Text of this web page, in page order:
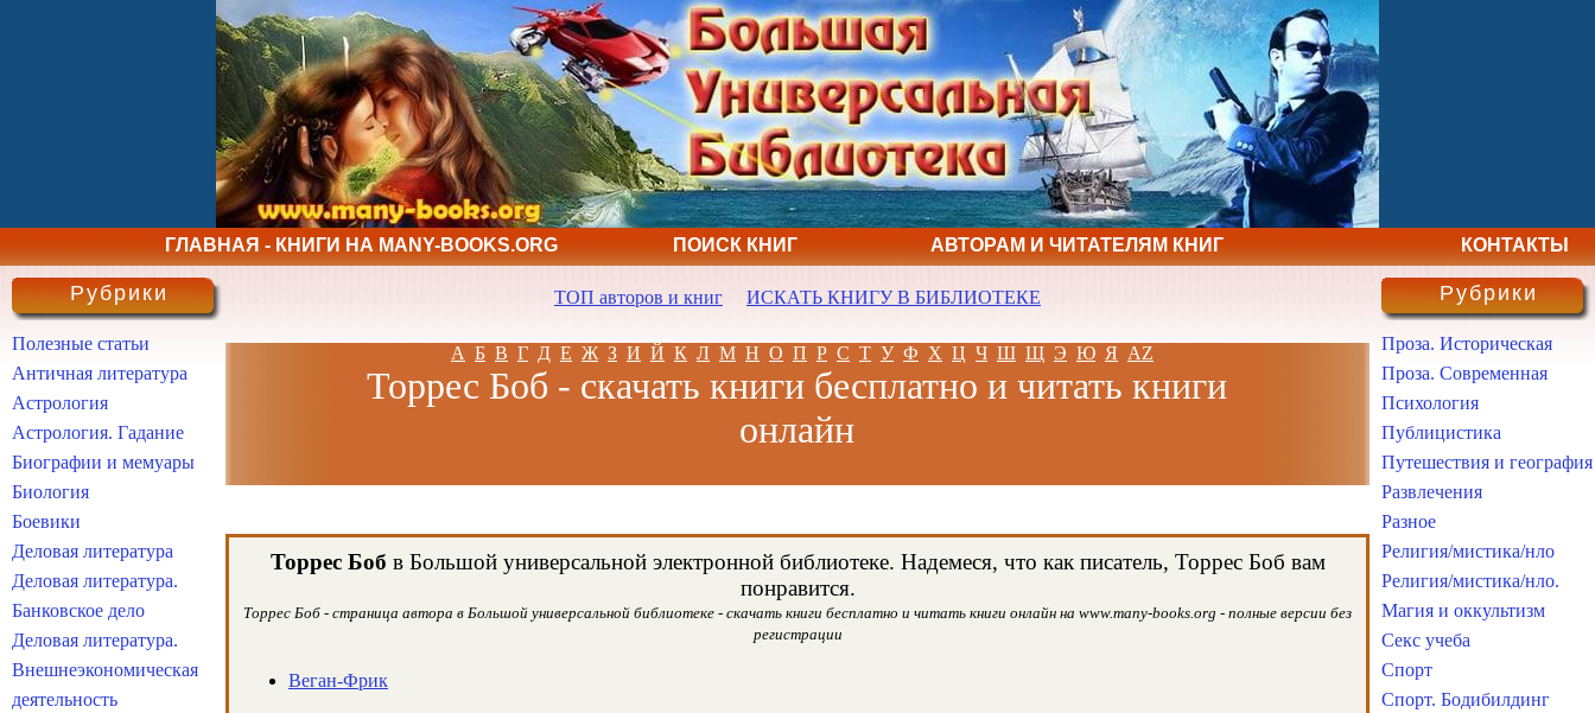
ГЛАВНАЯ - КНИГИ НА MANY-BOOKS.ORG ПОИСК КНИГ АВТОРАМ И ЧИТАТЕЛЯМ КНИГ КОНТАКТЫ
ТОП авторов и книг ИСКАТЬ КНИГУ В БИБЛИОТЕКЕ
А Б В Г Д Е Ж З И Й К Л М Н О П Р С Т У Ф Х Ц Ч Ш Щ Э Ю Я AZ
Торрес Боб - скачать книги бесплатно и читать книги
онлайн
Торрес Боб в Большой универсальной электронной библиотеке. Надемеся, что как писатель, Торрес Боб вам
понравится.
Торрес Боб - страница автора в Большой универсальной библиотеке - скачать книги бесплатно и читать книги онлайн на www.many-books.org - полные версии без
регистрации
Веган-Фрик
Рубрики
Полезные статьи
Античная литература
Астрология
Астрология. Гадание
Биографии и мемуары
Биология
Боевики
Деловая литература
Деловая литература.
Банковское дело
Деловая литература.
Внешнеэкономическая
деятельность
Рубрики
Проза. Историческая
Проза. Современная
Психология
Публицистика
Путешествия и география
Развлечения
Разное
Религия/мистика/нло
Религия/мистика/нло.
Магия и оккультизм
Секс учеба
Спорт
Спорт. Бодибилдинг